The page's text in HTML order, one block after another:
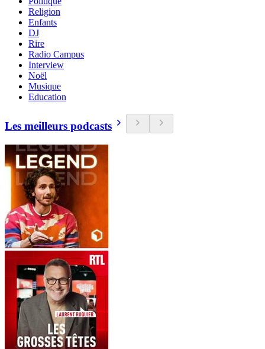
Religion
Enfants
DJ
Rire
Radio Campus
Interview
Noël
Musique
Education
Les meilleurs podcasts